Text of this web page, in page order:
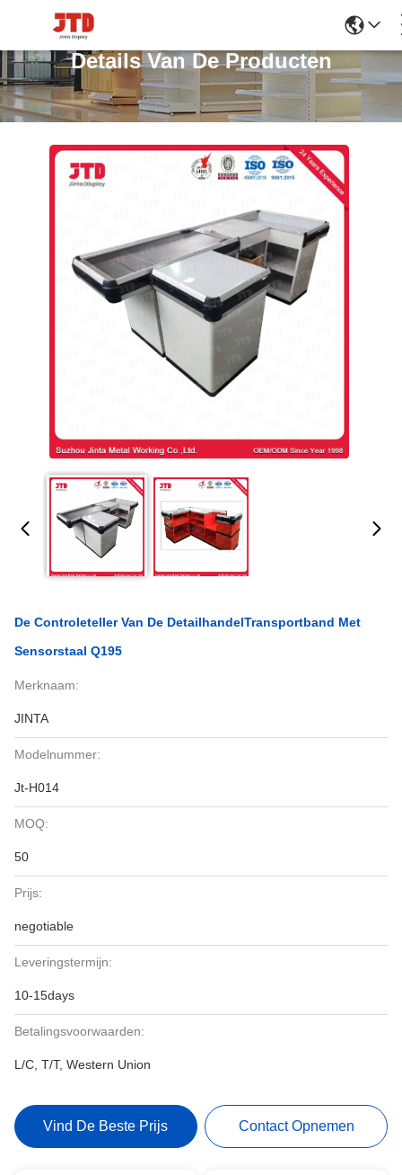
Details Van De Producten
De Controleteller Van De DetailhandelTransportband Met
Sensorstaal Q195
Merknaam:
JINTA
Modelnummer:
Jt-H014
MOQ:
50
Prijs:
negotiable
Leveringstermijn:
10-15days
Betalingsvoorwaarden:
L/C, T/T, Western Union
Vind De Beste Prijs Contact Opnemen